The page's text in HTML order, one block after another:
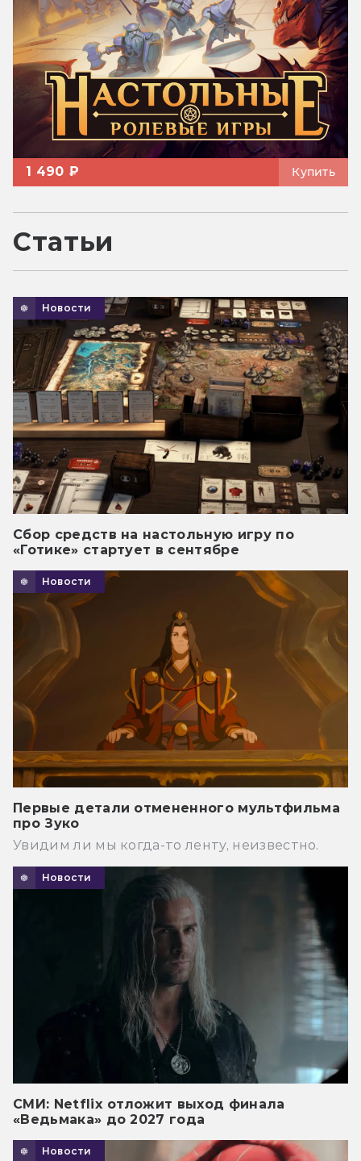
1 490 ₽ Купить
Статьи
Новости
Сбор средств на настольную игру по
«Готике» стартует в сентябре
Новости
Первые детали отмененного мультфильма
про Зуко
Увидим ли мы когда-то ленту, неизвестно.
Новости
СМИ: Netflix отложит выход финала
«Ведьмака» до 2027 года
Новости